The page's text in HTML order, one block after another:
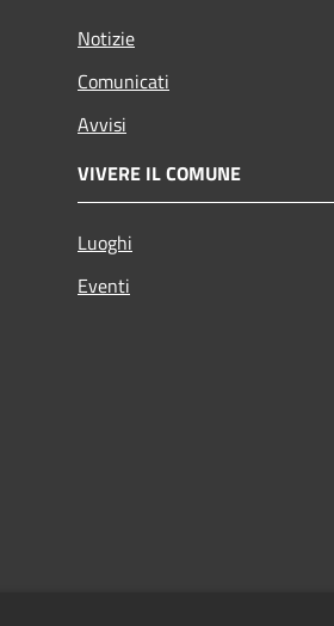
Notizie
Comunicati
Avvisi
VIVERE IL COMUNE
Luoghi
Eventi